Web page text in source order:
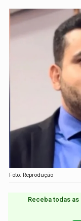
Foto: Reprodução
Receba todas